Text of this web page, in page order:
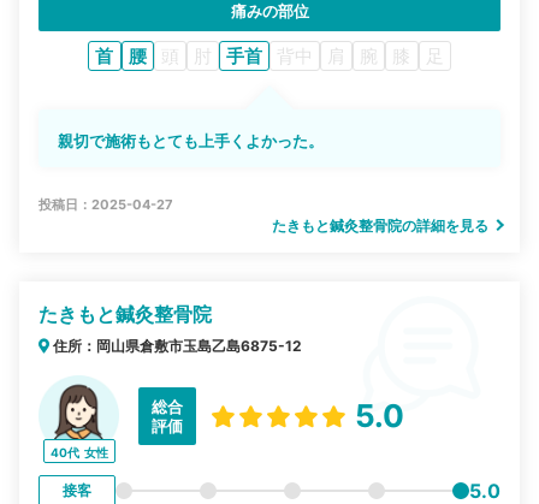
痛みの部位
首 腰 頭 肘 手首 背中 肩 腕 膝 足
親切で施術もとても上手くよかった。
投稿日：2025-04-27
たきもと鍼灸整骨院の詳細を見る
たきもと鍼灸整骨院
住所：岡山県倉敷市玉島乙島6875-12
40代 女性
総合
評価
5.0
接客 5.0